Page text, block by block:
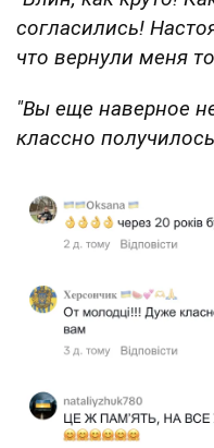
согласились!
что вернули меня
"Вы еще наверное
классно